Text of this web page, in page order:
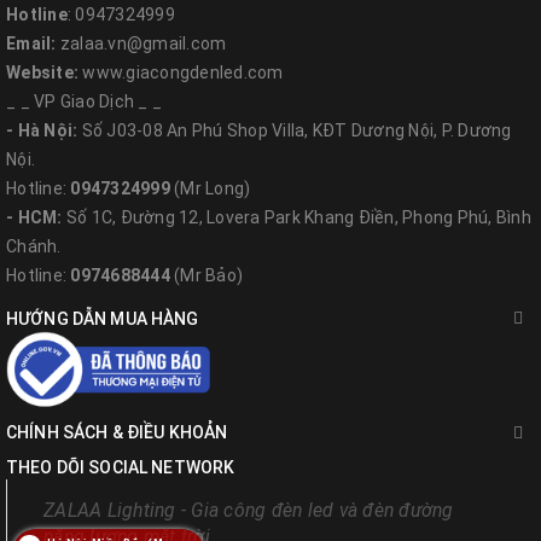
- Địa chỉ: Số 91 đường Phước Lý 14, P.Hòa Minh, Q.Liên Chiểu, TP
Đà Nẵng
- Email: zalaa.mientrung@gmail.com
- Hotline: 0981.270.333 (Mr N.T. Tý - GĐ Chi nhánh)
- Website:www.chieusangmientrung.com
Phụ trách Kinh doanh các
tỉnh Miền Bắc (Mảng dự án)
- Hotline: 0916.347.111 (Mr Duy)
- Website: https://denchieusangled.vn/
Phụ trách Kinh doanh các
tỉnh Đông Bắc - Hải Phòng, Quảng
Hotline: 0947324999
Email: zalaa.vn@gmail.com
Website:www.giacongdenled.com
_ _ VP Giao Dịch _ _
- Hà Nội: Số J03-08 An Phú Shop Villa, KĐT Dương Nội, P. Dương
Nội.
Hotline: 0947324999(Mr Long)
- HCM: Số 1C, Đường 12, Lovera Park Khang Điền, Phong Phú, Bình
Chánh.
Hotline: 0974688444(Mr Bảo)
HƯỚNG DẪN MUA HÀNG
CHÍNH SÁCH & ĐIỀU KHOẢN
THEO DÕI SOCIAL NETWORK
ZALAA Lighting - Gia công đèn led và đèn đường